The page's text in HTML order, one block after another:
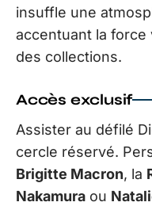
insuffle une
accentuant la force
des collections.
Accès exclusif
Assister au défilé
cercle réservé.
Brigitte Macron, la
Nakamura ou